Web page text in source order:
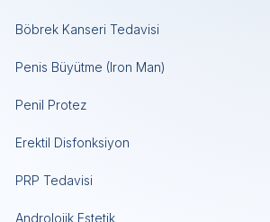
Böbrek Kanseri Tedavisi
Penis Büyütme (Iron Man)
Penil Protez
Erektil Disfonksiyon
PRP Tedavisi
Androlojik Estetik